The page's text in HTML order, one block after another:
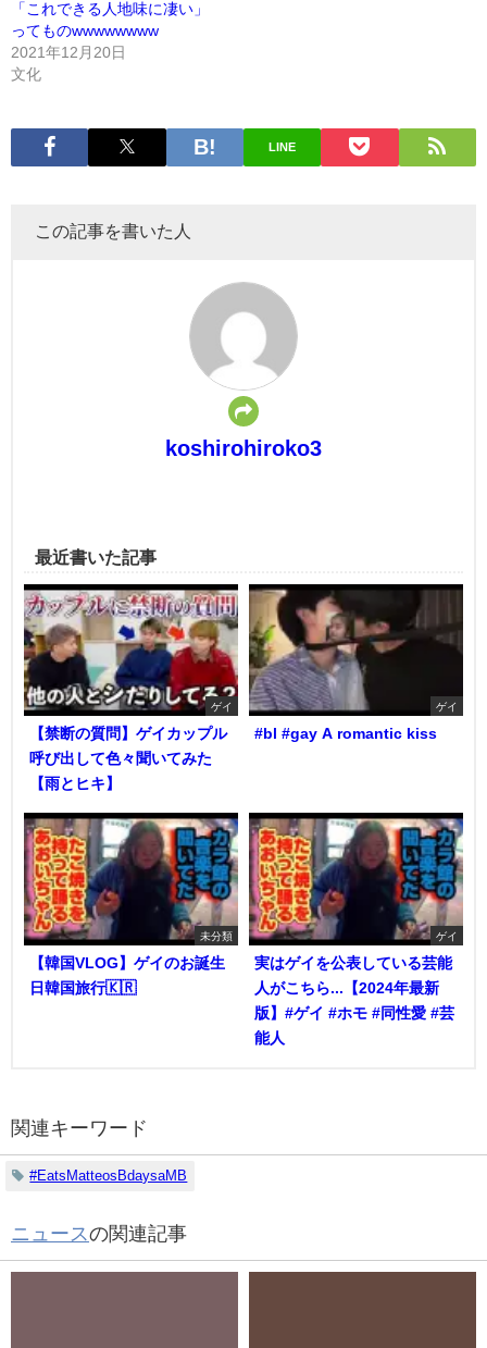
「これできる人地味に凄い」
ってものwwwwwwww
2021年12月20日
文化
LINE
この記事を書いた人
koshirohiroko3
最近書いた記事
ゲイ
【禁断の質問】ゲイカップル
呼び出して色々聞いてみた
【雨とヒキ】
ゲイ
#bl #gay A romantic kiss
未分類
【韓国VLOG】ゲイのお誕生
日韓国旅行🇰🇷
ゲイ
実はゲイを公表している芸能
人がこちら...【2024年最新
版】#ゲイ #ホモ #同性愛 #芸
能人
関連キーワード
#EatsMatteosBdaysaMB
ニュースの関連記事